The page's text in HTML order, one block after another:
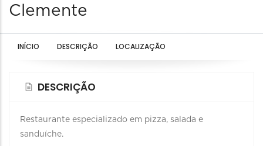
Clemente
INÍCIO DESCRIÇÃO LOCALIZAÇÃO
DESCRIÇÃO
Restaurante especializado em pizza, salada e
sanduíche.